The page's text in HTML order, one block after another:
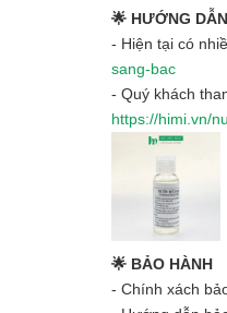
🌟 HƯỚNG
- Hiện tại có
sang-bac
- Quý khách
https://himi.vn/
🌟 BẢO HÀNH
- Chính xách